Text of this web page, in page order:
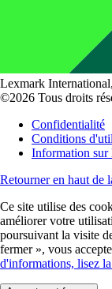
Lexmark
©2026 Tous droits
Confidentialité
Conditions
Information sur
Retourner en haut de
Ce site utilise des
améliorer votre
poursuivant la visite
fermer », vous
d'informations, lisez